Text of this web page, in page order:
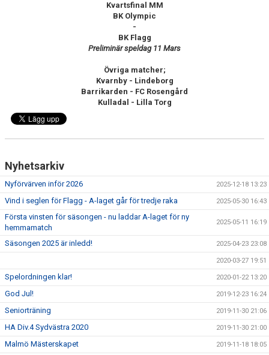
NYFÖRVÄRV
SPELARRÅD
STATISTIK
MATCHREFERAT TIDIGARE ÅR
Kvartsfinal MM
BK Olympic
-
BK Flagg
Preliminär speldag 11 Mars
Övriga matcher;
Kvarnby - Lindeborg
Barrikarden - FC Rosengård
Kulladal - Lilla Torg
Nyhetsarkiv
Nyförvärven inför 2026 2025-12-18 13:23
Vind i seglen för Flagg - A-laget går för tredje raka 2025-05-30 16:43
Första vinsten för säsongen - nu laddar A-laget för ny
hemmamatch
2025-05-11 16:19
Säsongen 2025 är inledd! 2025-04-23 23:08
2020-03-27 19:51
Spelordningen klar! 2020-01-22 13:20
God Jul! 2019-12-23 16:24
Seniorträning 2019-11-30 21:06
HA Div.4 Sydvästra 2020 2019-11-30 21:00
Malmö Mästerskapet 2019-11-18 18:05